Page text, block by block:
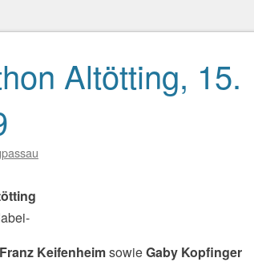
Altötting, 15.
Franz KeifenheimsowieGaby Kopfinger